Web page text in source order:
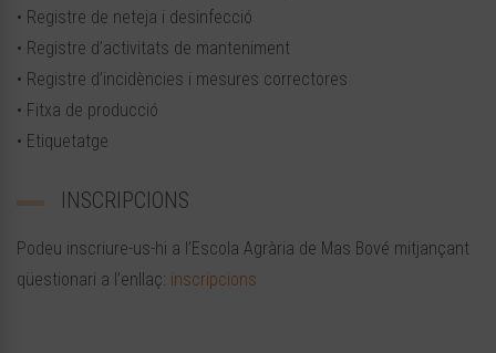
• Registre de neteja i desinfecció
• Registre d’activitats de manteniment
• Registre d’incidències i mesures correctores
• Fitxa de producció
• Etiquetatge
INSCRIPCIONS
Podeu inscriure-us-hi a l’Escola Agrària de Mas Bové mitjançant
qüestionari a l’enllaç: inscripcions